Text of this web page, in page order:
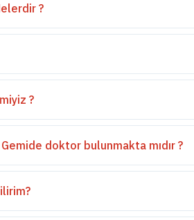
?
?
doktor bulunmakta mıdır ?